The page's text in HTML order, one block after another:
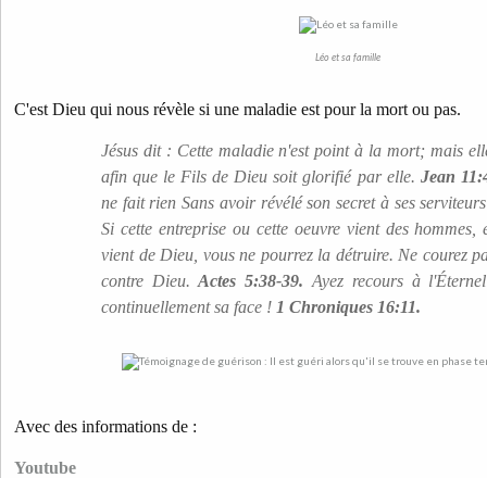
Léo et sa famille
C'est Dieu qui nous révèle si une maladie est pour la mort ou pas.
Jésus dit : Cette maladie n'est point à la mort; mais
afin que le Fils de Dieu soit glorifié par elle. Jean
ne fait rien Sans avoir révélé son secret à ses
Si cette entreprise ou cette oeuvre vient des
vient de Dieu, vous ne pourrez la détruire. Ne courez
contre Dieu. Actes 5:38-39. Ayez recours à
continuellement sa face ! 1 Chroniques 16:11.
Avec des informations de :
Youtube